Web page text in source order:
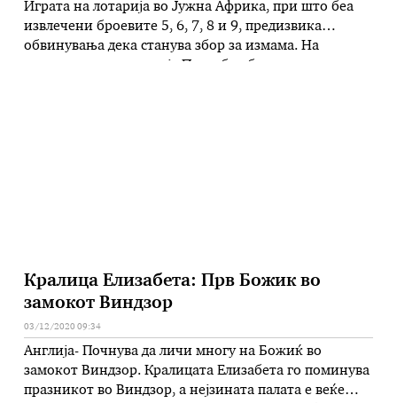
Играта на лотарија во Јужна Африка, при што беа
извлечени броевите 5, 6, 7, 8 и 9, предизвика
обвинувања дека станува збор за измама. На
Кралица Елизабета: Прв Божик во
замокот Виндзор
03/12/2020 09:34
Англија- Почнува да личи многу на Божиќ во
замокот Виндзор. Кралицата Елизабета го поминува
празникот во Виндзор, а нејзината палата е веќе